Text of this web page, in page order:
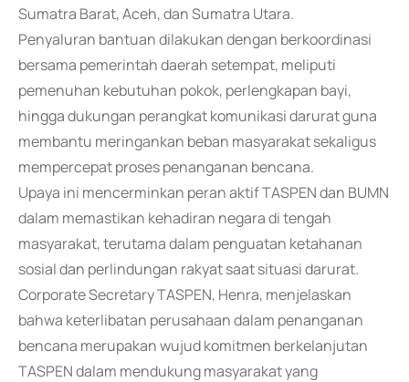
Sumatra Barat, Aceh, dan Sumatra Utara.
Penyaluran bantuan dilakukan dengan berkoordinasi
bersama pemerintah daerah setempat, meliputi
pemenuhan kebutuhan pokok, perlengkapan bayi,
hingga dukungan perangkat komunikasi darurat guna
membantu meringankan beban masyarakat sekaligus
mempercepat proses penanganan bencana.
Upaya ini mencerminkan peran aktif TASPEN dan BUMN
dalam memastikan kehadiran negara di tengah
masyarakat, terutama dalam penguatan ketahanan
sosial dan perlindungan rakyat saat situasi darurat.
Corporate Secretary TASPEN, Henra, menjelaskan
bahwa keterlibatan perusahaan dalam penanganan
bencana merupakan wujud komitmen berkelanjutan
TASPEN dalam mendukung masyarakat yang